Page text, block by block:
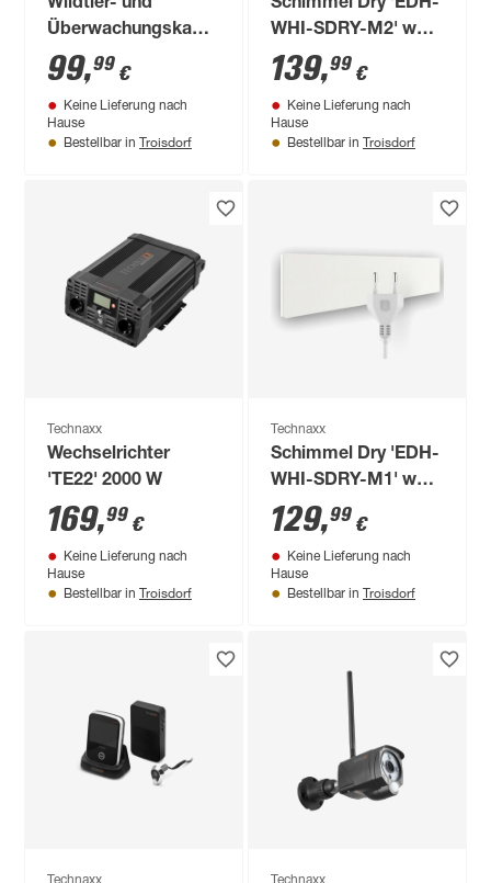
Wildtier- und
Überwachungskamera
'TX-69' camouflage,
Full-HD
99,99 €
Keine Lieferung nach
Hause
Bestellbar in Troisdorf
Schimmel Dry 'EDH-
WHI-SDRY-M2' weiß
55 W
139,99 €
Keine Lieferung nach
Hause
Bestellbar in Troisdorf
Technaxx
Wechselrichter
'TE22' 2000 W
169,99 €
Keine Lieferung nach
Hause
Bestellbar in Troisdorf
Technaxx
Schimmel Dry 'EDH-
WHI-SDRY-M1' weiß
55 W
129,99 €
Keine Lieferung nach
Hause
Bestellbar in Troisdorf